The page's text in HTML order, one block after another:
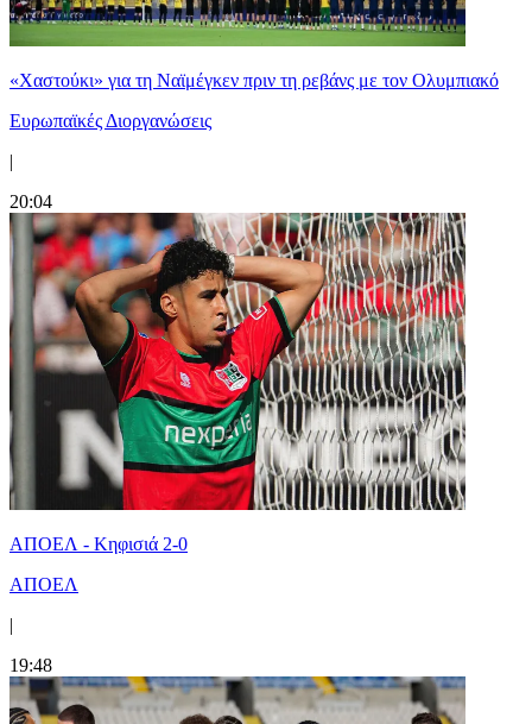
«Χαστούκι» για τη Ναϊμέγκεν πριν τη ρεβάνς με τον Ολυμπιακό
Ευρωπαϊκές Διοργανώσεις
|
20:04
ΑΠΟΕΛ - Κηφισιά 2-0
ΑΠΟΕΛ
|
19:48